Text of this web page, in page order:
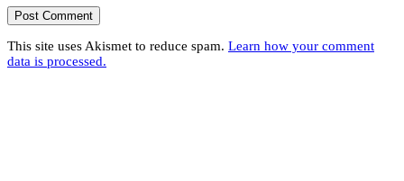
This site uses Akismet to reduce spam. Learn how your comment
data is processed.